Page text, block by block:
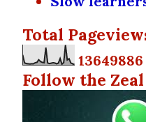
Total
13649886
Follow the